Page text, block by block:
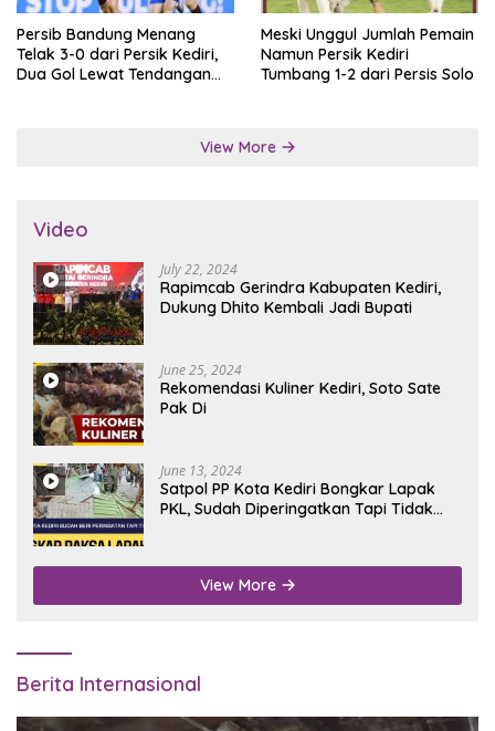
Persib Bandung Menang
Telak 3-0 dari Persik Kediri,
Dua Gol Lewat Tendangan
Meski Unggul Jumlah Pemain
Namun Persik Kediri
Tumbang 1-2 dari Persis Solo
View More
Video
July 22, 2024
Rapimcab Gerindra Kabupaten Kediri,
Dukung Dhito Kembali Jadi Bupati
June 25, 2024
Rekomendasi Kuliner Kediri, Soto Sate
Pak Di
June 13, 2024
Satpol PP Kota Kediri Bongkar Lapak
PKL, Sudah Diperingatkan Tapi Tidak
View More
Berita Internasional